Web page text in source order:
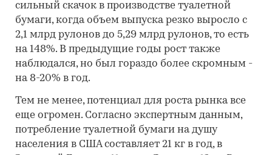
сильный скачок в производстве туалетной
бумаги, когда объем выпуска резко выросло с
2,1 млрд рулонов до 5,29 млрд рулонов, то есть
на 148%. В предыдущие годы рост также
наблюдался, но был гораздо более скромным -
на 8-20% в год.
Тем не менее, потенциал для роста рынка все
еще огромен. Согласно экспертным данным,
потребление туалетной бумаги на душу
населения в США составляет 21 кг в год, в